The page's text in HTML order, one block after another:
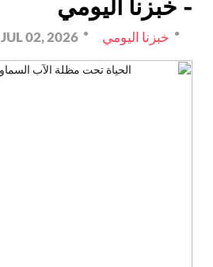
- خبزنا اليومي
خبزنا اليومي JUL 02, 2026